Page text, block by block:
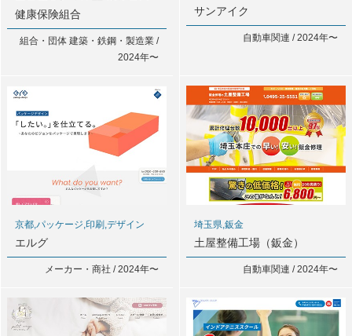
健康保険組合
組合・団体 建築・鉄鋼・製造業 /
2024年〜
サンアイク
自動車関連 / 2024年〜
京都,パッケージ,印刷,デザイン
エルグ
メーカー・商社 / 2024年〜
埼玉県,鈑金
土屋整備工場（鈑金）
自動車関連 / 2024年〜